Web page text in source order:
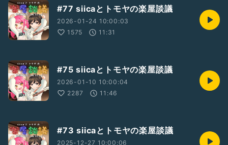
#77 siicaとトモヤの楽屋談議
2026-01-24 10:00:03
1575
11:31
#75 siicaとトモヤの楽屋談議
2026-01-10 10:00:04
2287
11:46
#73 siicaとトモヤの楽屋談議
2025-12-27 10:00:06